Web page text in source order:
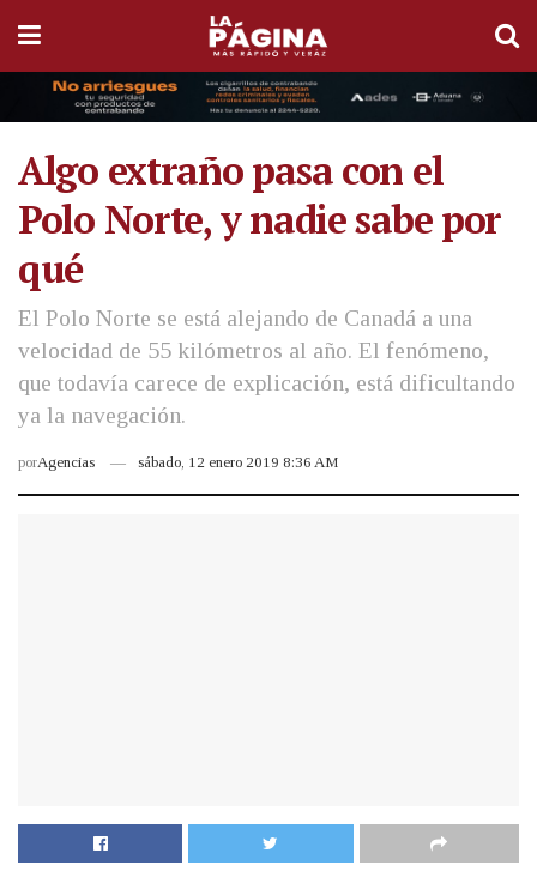
Algo extraño pasa con el
Polo Norte, y nadie sabe por
qué
El Polo Norte se está alejando de Canadá a una
velocidad de 55 kilómetros al año. El fenómeno,
que todavía carece de explicación, está dificultando
ya la navegación.
porAgencias sábado, 12 enero 2019 8:36 AM